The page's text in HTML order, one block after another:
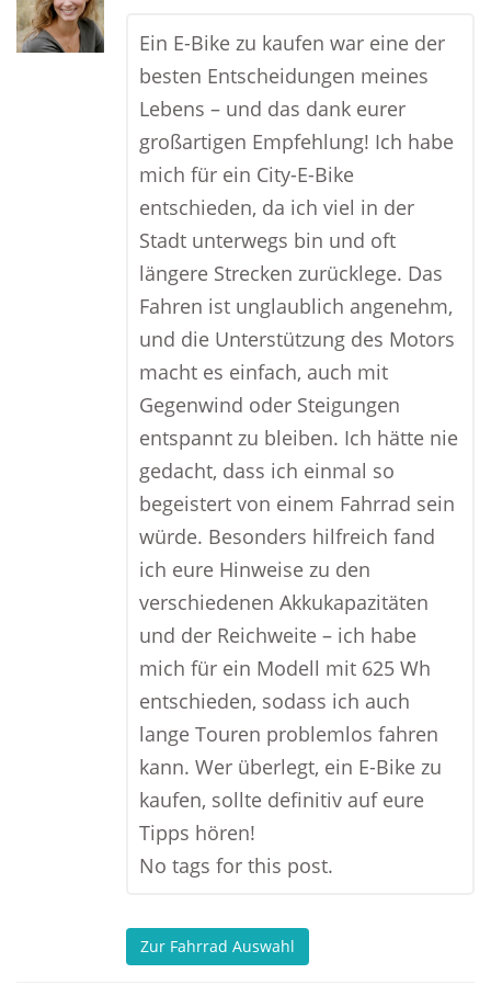
Ein E-Bike zu kaufen war eine der
besten Entscheidungen meines
Lebens – und das dank eurer
großartigen Empfehlung! Ich habe
mich für ein City-E-Bike
entschieden, da ich viel in der
Stadt unterwegs bin und oft
längere Strecken zurücklege. Das
Fahren ist unglaublich angenehm,
und die Unterstützung des Motors
macht es einfach, auch mit
Gegenwind oder Steigungen
entspannt zu bleiben. Ich hätte nie
gedacht, dass ich einmal so
begeistert von einem Fahrrad sein
würde. Besonders hilfreich fand
ich eure Hinweise zu den
verschiedenen Akkukapazitäten
und der Reichweite – ich habe
mich für ein Modell mit 625 Wh
entschieden, sodass ich auch
lange Touren problemlos fahren
kann. Wer überlegt, ein E-Bike zu
kaufen, sollte definitiv auf eure
Tipps hören!
No tags for this post.
Zur Fahrrad Auswahl